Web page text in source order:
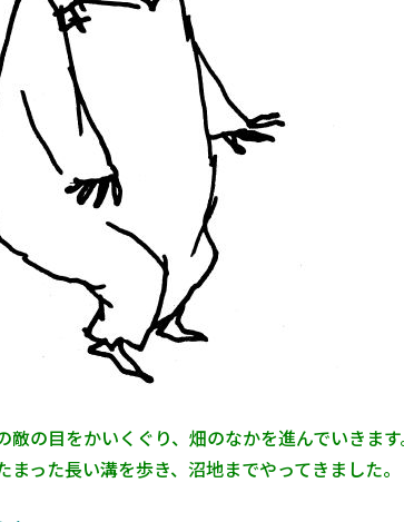
敵の目をかいくぐり、畑のなかを進んでいきま
った長い溝を歩き、沼地までやってきました。